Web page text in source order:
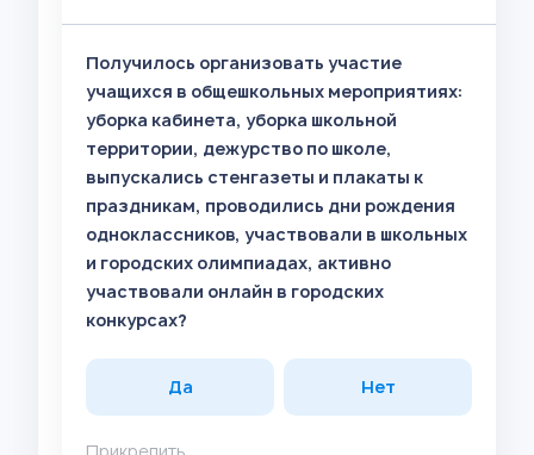
Получилось организовать участие
учащихся в общешкольных мероприятиях:
уборка кабинета, уборка школьной
территории, дежурство по школе,
выпускались стенгазеты и плакаты к
праздникам, проводились дни рождения
одноклассников, участвовали в школьных
и городских олимпиадах, активно
участвовали онлайн в городских
конкурсах?
Да Нет